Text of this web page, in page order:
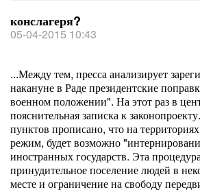
конслагеря?
05-04-2015 10:43
...Между тем, пресса анализирует
накануне в Раде президентские
военном положении". На этот раз в
пояснительная записка к
пунктов прописано, что на
режим, будет возможно
иностранных государств. Эта
принудительное поселение людей в
месте и ограничение на свободу